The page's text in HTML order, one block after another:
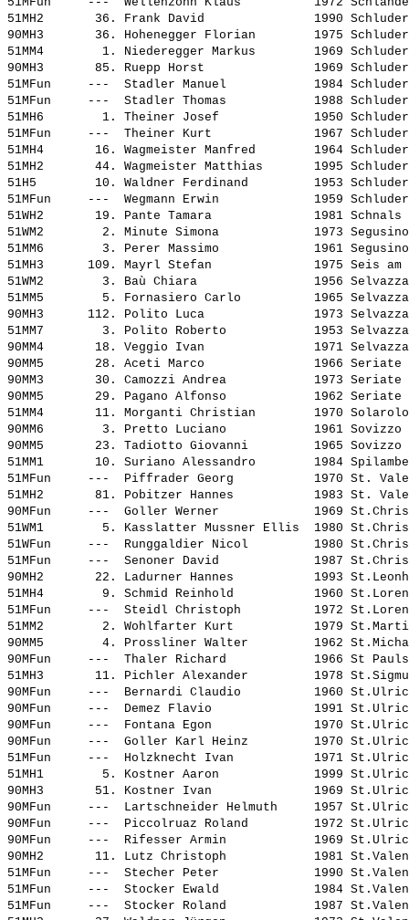
51MH2       36. Frank David
1990
90MH3       36. Hohenegger Florian
1975
51MM4        1. Niederegger Markus
1969
90MH3       85. Ruepp Horst
1969
51MFun     --- Stadler Manuel
1984
51MFun     --- Stadler Thomas
1988
51MH6        1. Theiner Josef
1950
51MFun     --- Theiner Kurt
1967
51MH4       16. Wagmeister Manfred
1964
51MH2       44. Wagmeister Matthias
1995
51H5        10. Waldner Ferdinand
1953
51MFun     --- Wegmann Erwin
1959
51WH2       19. Pante Tamara
1981
51WM2        2. Minute Simona
1973
51MM6        3. Perer Massimo
1961
51MH3      109. Mayrl Stefan
1975 Seis
51WM2        3. Baù Chiara
1956
51MM5        5. Fornasiero Carlo
1965
90MH3      112. Polito Luca
1973
51MM7        3. Polito Roberto
1953
90MM4       18. Veggio Ivan
1971
90MM5       28. Aceti Marco
1966
90MM3       30. Camozzi Andrea
1973
90MM5       29. Pagano Alfonso
1962
51MM4       11. Morganti Christian
1970
90MM6        3. Pretto Luciano
1961
90MM5       23. Tadiotto Giovanni
1965
51MM1       10. Suriano Alessandro
1984
51MFun     --- Piffrader Georg
1970 St.
51MH2       81. Pobitzer Hannes
1983 St.
90MFun     --- Goller Werner
1969
51WM1        5. Kasslatter Mussner Ellis
1980
51WFun     --- Runggaldier Nicol
1980
51MFun     --- Senoner David
1987
90MH2       22. Ladurner Hannes
1993
51MH4        9. Schmid Reinhold
1960
51MFun     --- Steidl Christoph
1972
51MM2        2. Wohlfarter Kurt
1979
90MM5        4. Prossliner Walter
1962
90MFun     --- Thaler Richard
1966 St
51MH3       11. Pichler Alexander
1978
90MFun     --- Bernardi Claudio
1960
90MFun     --- Demez Flavio
1991
90MFun     --- Fontana Egon
1970
90MFun     --- Goller Karl Heinz
1970
51MFun     --- Holzknecht Ivan
1971
51MH1        5. Kostner Aaron
1999
90MH3       51. Kostner Ivan
1969
90MFun     --- Lartschneider Helmuth
1957
90MFun     --- Piccolruaz Roland
1972
90MFun     --- Rifesser Armin
1969
90MH2       11. Lutz Christoph
1981
51MFun     --- Stecher Peter
1990
51MFun     --- Stocker Ewald
1984
51MFun     --- Stocker Roland
1987